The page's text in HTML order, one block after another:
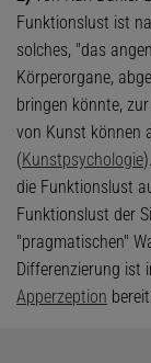
Funktionslust ist
solches, "das
Körperorgane,
bringen könnte,
von Kunst können
(Kunstpsychologie
die Funktionslust
Funktionslust der
"pragmatischen"
Differenzierung ist
Apperzeption